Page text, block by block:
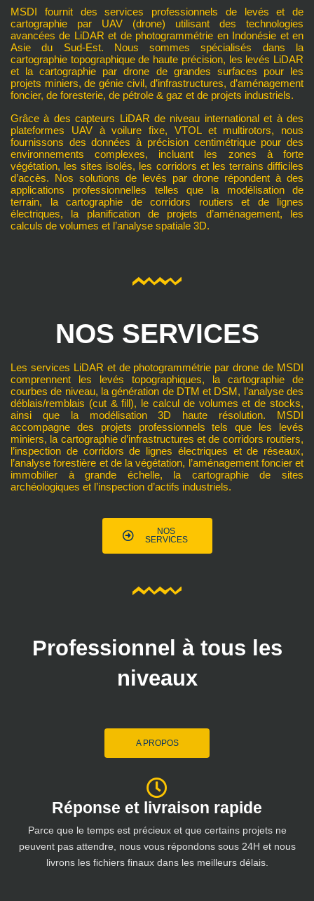
MSDI fournit des services professionnels de levés et de
cartographie par UAV (drone) utilisant des technologies
avancées de LiDAR et de photogrammétrie en Indonésie et en
Asie du Sud-Est. Nous sommes spécialisés dans la
cartographie topographique de haute précision, les levés LiDAR
et la cartographie par drone de grandes surfaces pour les
projets miniers, de génie civil, d’infrastructures, d’aménagement
foncier, de foresterie, de pétrole & gaz et de projets industriels.
Grâce à des capteurs LiDAR de niveau international et à des
plateformes UAV à voilure fixe, VTOL et multirotors, nous
fournissons des données à précision centimétrique pour des
environnements complexes, incluant les zones à forte
végétation, les sites isolés, les corridors et les terrains difficiles
d’accès. Nos solutions de levés par drone répondent à des
applications professionnelles telles que la modélisation de
terrain, la cartographie de corridors routiers et de lignes
électriques, la planification de projets d’aménagement, les
calculs de volumes et l’analyse spatiale 3D.
NOS SERVICES
Les services LiDAR et de photogrammétrie par drone de MSDI
comprennent les levés topographiques, la cartographie de
courbes de niveau, la génération de DTM et DSM, l’analyse des
déblais/remblais (cut & fill), le calcul de volumes et de stocks,
ainsi que la modélisation 3D haute résolution. MSDI
accompagne des projets professionnels tels que les levés
miniers, la cartographie d’infrastructures et de corridors routiers,
l’inspection de corridors de lignes électriques et de réseaux,
l’analyse forestière et de la végétation, l’aménagement foncier et
immobilier à grande échelle, la cartographie de sites
archéologiques et l’inspection d’actifs industriels.
NOS
SERVICES
Professionnel à tous les
niveaux
A PROPOS
Réponse et livraison rapide
Parce que le temps est précieux et que certains projets ne
peuvent pas attendre, nous vous répondons sous 24H et nous
livrons les fichiers finaux dans les meilleurs délais.